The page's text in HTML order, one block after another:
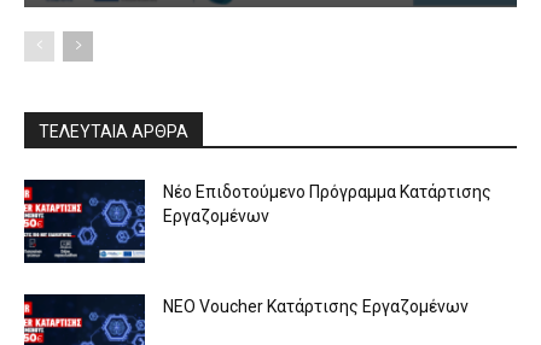
ΤΕΛΕΥΤΑΙΑ ΑΡΘΡΑ
Νέο Επιδοτούμενο Πρόγραμμα Κατάρτισης
Εργαζομένων
ΝΕΟ Voucher Κατάρτισης Εργαζομένων